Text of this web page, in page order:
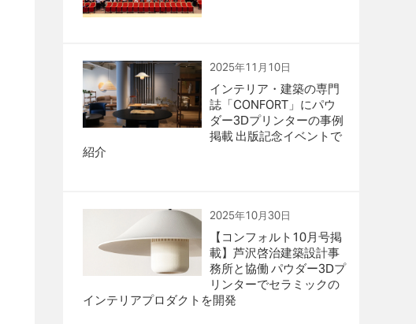
2025年11月10日
インテリア・建築の専門
誌「CONFORT」にパウ
ダー3Dプリンターの事例
掲載 出版記念イベントで
紹介
2025年10月30日
【コンフォルト10月号掲
載】芦沢啓治建築設計事
務所と協働 パウダー3Dプ
リンターでセラミックの
インテリアプロダクトを開発